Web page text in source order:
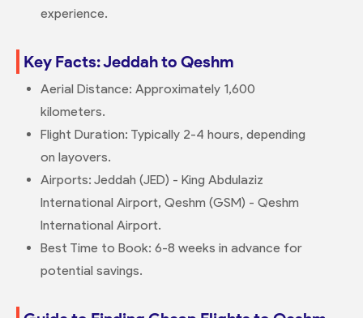
experience.
Key Facts: Jeddah to Qeshm
Aerial Distance: Approximately 1,600
kilometers.
Flight Duration: Typically 2-4 hours, depending
on layovers.
Airports: Jeddah (JED) - King Abdulaziz
International Airport, Qeshm (GSM) - Qeshm
International Airport.
Best Time to Book: 6-8 weeks in advance for
potential savings.